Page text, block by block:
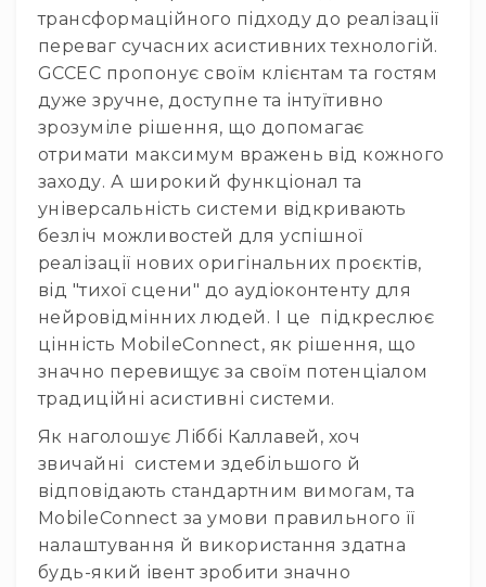
Прилади
цифрові
світло
Прилади
LED
Прилади
LED
мультиспектральні
Прилади
LED
Прилади
газоразрядною
лампою
Прилади
з
вольфрамовою
лампою
Архітектурне
освітлення
Для
приміщень
трансформаційного підходу до реалізації
переваг сучасних асистивних технологій.
GCCEC пропонує своїм клієнтам та гостям
дуже зручне, доступне та інтуїтивно
зрозуміле рішення, що допомагає
отримати максимум вражень від кожного
заходу. А широкий функціонал та
універсальність системи відкривають
безліч можливостей для успішної
реалізації нових оригінальних проєктів,
від "тихої сцени" до аудіоконтенту для
нейровідмінних людей. І це підкреслює
цінність MobileConnect, як рішення, що
значно перевищує за своїм потенціалом
традиційні асистивні системи.
Як наголошує Ліббі Каллавей, хоч
звичайні системи здебільшого й
відповідають стандартним вимогам, та
MobileConnect за умови правильного її
налаштування й використання здатна
будь-який івент зробити значно